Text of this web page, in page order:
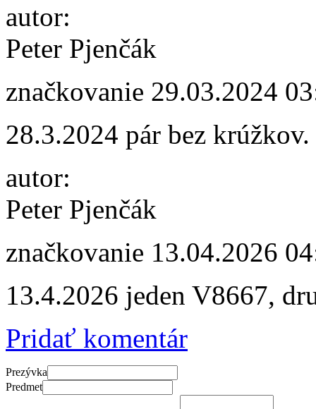
autor:
Peter Pjenčák
značkovanie 29.03.2024
28.3.2024 pár bez krúžkov.
autor:
Peter Pjenčák
značkovanie 13.04.2026
13.4.2026 jeden V8667,
Pridať komentár
Prezývka
Predmet